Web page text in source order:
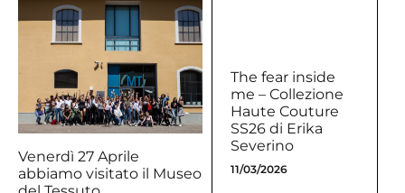
Venerdì 27 Aprile
abbiamo visitato il Museo
The fear inside
me – Collezione
Haute Couture
SS26 di Erika
Severino
11/03/2026